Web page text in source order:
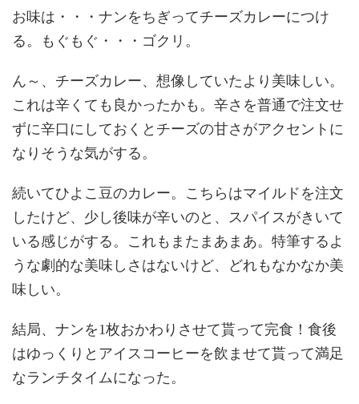
お味は・・・ナンをちぎってチーズカレーにつけ
る。もぐもぐ・・・ゴクリ。
ん～、チーズカレー、想像していたより美味しい。
これは辛くても良かったかも。辛さを普通で注文せ
ずに辛口にしておくとチーズの甘さがアクセントに
なりそうな気がする。
続いてひよこ豆のカレー。こちらはマイルドを注文
したけど、少し後味が辛いのと、スパイスがきいて
いる感じがする。これもまたまあまあ。特筆するよ
うな劇的な美味しさはないけど、どれもなかなか美
味しい。
結局、ナンを1枚おかわりさせて貰って完食！食後
はゆっくりとアイスコーヒーを飲ませて貰って満足
なランチタイムになった。